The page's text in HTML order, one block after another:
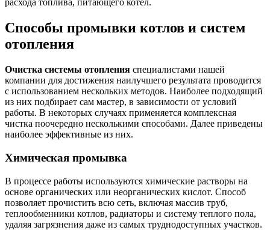
расхода топлива, питающего котел.
Способы промывки котлов и систем
отопления
Очистка системы отопления специалистами нашей
компании для достижения наилучшего результата проводится
с использованием нескольких методов. Наиболее подходящий
из них подбирает сам мастер, в зависимости от условий
работы. В некоторых случаях применяется комплексная
чистка поочередно несколькими способами. Далее приведены
наиболее эффективные из них.
Химическая промывка
В процессе работы используются химические растворы на
основе органических или неорганических кислот. Способ
позволяет прочистить всю сеть, включая массив труб,
теплообменники котлов, радиаторы и систему теплого пола,
удаляя загрязнения даже из самых труднодоступных участков.